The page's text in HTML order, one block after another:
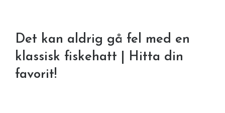
Det kan aldrig gå fel med en
klassisk fiskehatt | Hitta din
favorit!